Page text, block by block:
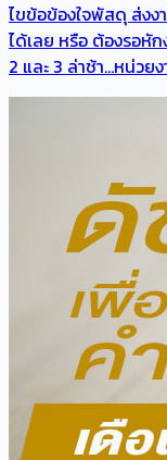
ไขข้อข้องใจพัสดุ ส่งง
ได้เลย หรือ ต้องรอหั
2 และ 3 ล่าช้า…หน่วย